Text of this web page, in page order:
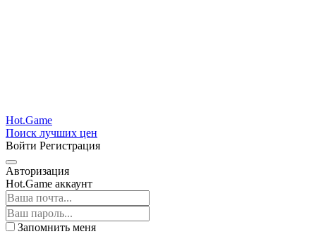
Hot.Game
Поиск лучших цен
Войти Регистрация
Авторизация
Hot.Game аккаунт
Запомнить меня